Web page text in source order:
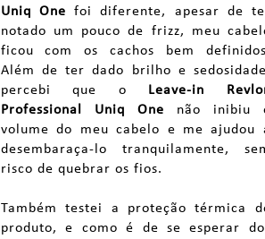
Uniq One foi diferente, apesar de
notado um pouco de frizz, meu
ficou com os cachos bem
Além de ter dado brilho e
percebi que o Leave-in
Professional Uniq One não inibiu
volume do meu cabelo e me ajudou
desembaraça-lo tranquilamente,
risco de quebrar os fios.
Também testei a proteção térmica
produto, e como é de se esperar